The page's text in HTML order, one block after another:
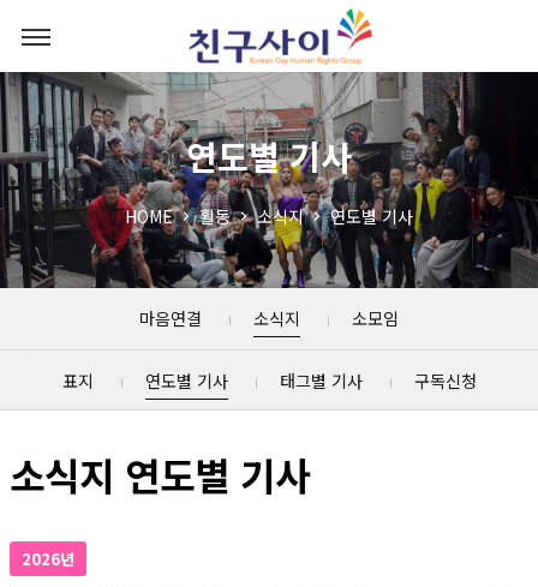
연도별 기사
HOME 활동 소식지 연도별 기사
마음연결 소식지 소모임
표지 연도별 기사 태그별 기사 구독신청
소식지 연도별 기사
2026년